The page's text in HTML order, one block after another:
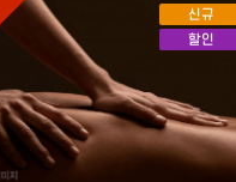
신규
할인